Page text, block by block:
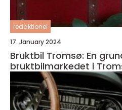
redaktionel
17. January 2024
Bruktbil Tromsø: En
bruktbilmarkedet i